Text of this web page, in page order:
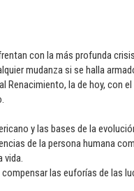
con la más profunda
mudanza si se halla
Renacimiento, la de hoy, con
y las bases de la
de la persona humana
las euforías de las